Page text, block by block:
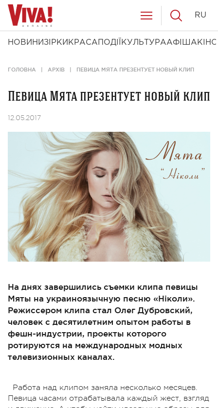
НОВИНИ ЗІРКИ КРАСА ПОДІЇ КУЛЬТУРААФІША КІНО
RU
ГОЛОВНА АРХІВ ПЕВИЦА МЯТА ПРЕЗЕНТУЕТ НОВЫЙ КЛИП
Певица Мята презентует новый клип
12.05.2017
На днях завершились съемки клипа певицы
Мяты на украиноязычную песню «Нiколи».
Режиссером клипа стал Олег Дубровский,
человек с десятилетним опытом работы в
фешн-индустрии, проекты которого
ротируются на международных модных
телевизионных каналах.
Работа над клипом заняла несколько месяцев.
Певица часами отрабатывала каждый жест, взгляд